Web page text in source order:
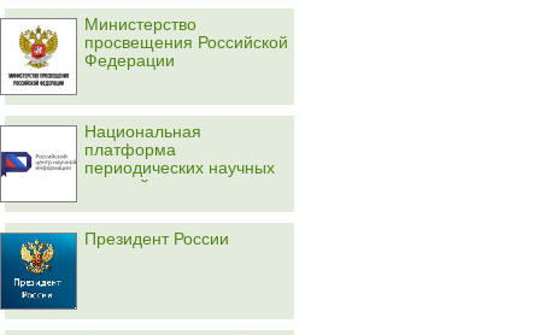
Министерство
просвещения Российской
Федерации
Национальная
платформа
периодических научных
изданий
Президент России